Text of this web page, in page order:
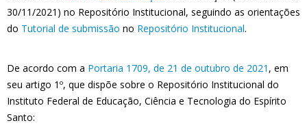
30/11/2021) no Repositório Institucional, seguindo as orientações
do Tutorial de submissão no Repositório Institucional.
De acordo com a Portaria 1709, de 21 de outubro de 2021 , em
seu artigo 1º, que dispõe sobre o Repositório Institucional do
Instituto Federal de Educação, Ciência e Tecnologia do Espírito
Santo: